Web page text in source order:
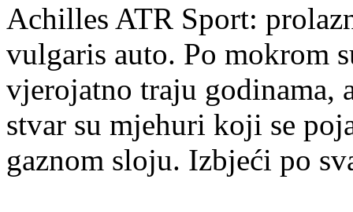
Achilles ATR Sport:
vulgaris auto. Po mokrom
vjerojatno traju godinama,
stvar su mjehuri koji se
gaznom sloju. Izbjeći po